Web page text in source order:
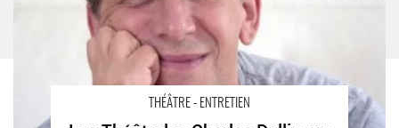
THÉÂTRE - ENTRETIEN